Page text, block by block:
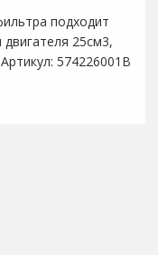
подходит
25см3,
574226001B